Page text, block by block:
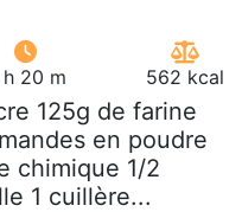
20 m 562 kcal
125g de farine
en poudre
chimique 1/2
1 cuillère...